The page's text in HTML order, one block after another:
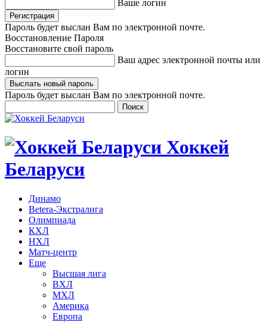
Ваше логин
Пароль будет выслан Вам по электронной почте.
Восстановление Пароля
Восстановите свой пароль
Ваш адрес электронной почты или
логин
Пароль будет выслан Вам по электронной почте.
Хоккей
Беларуси
Динамо
Betera-Экстралига
Олимпиада
КХЛ
НХЛ
Матч-центр
Еще
Высшая лига
ВХЛ
МХЛ
Америка
Европа